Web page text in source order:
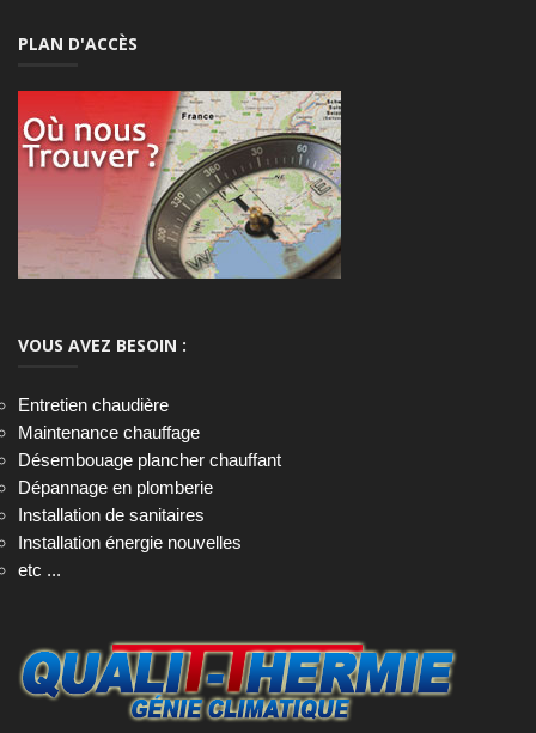
PLAN D'ACCÈS
VOUS AVEZ BESOIN :
Entretien chaudière
Maintenance chauffage
Désembouage plancher chauffant
Dépannage en plomberie
Installation de sanitaires
Installation énergie nouvelles
etc ...